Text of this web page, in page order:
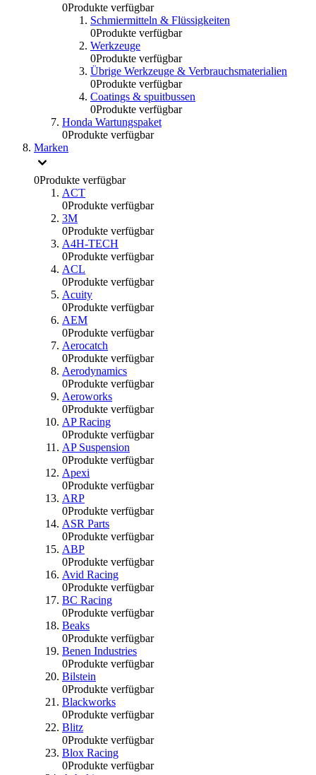
0Produkte verfügbar
Schmiermitteln & Flüssigkeiten
0Produkte verfügbar
Werkzeuge
0Produkte verfügbar
Übrige Werkzeuge & Verbrauchsmaterialien
0Produkte verfügbar
Coatings & spuitbussen
0Produkte verfügbar
Honda Wartungspaket
0Produkte verfügbar
Marken
0Produkte verfügbar
ACT
0Produkte verfügbar
3M
0Produkte verfügbar
A4H-TECH
0Produkte verfügbar
ACL
0Produkte verfügbar
Acuity
0Produkte verfügbar
AEM
0Produkte verfügbar
Aerocatch
0Produkte verfügbar
Aerodynamics
0Produkte verfügbar
Aeroworks
0Produkte verfügbar
AP Racing
0Produkte verfügbar
AP Suspension
0Produkte verfügbar
Apexi
0Produkte verfügbar
ARP
0Produkte verfügbar
ASR Parts
0Produkte verfügbar
ABP
0Produkte verfügbar
Avid Racing
0Produkte verfügbar
BC Racing
0Produkte verfügbar
Beaks
0Produkte verfügbar
Benen Industries
0Produkte verfügbar
Bilstein
0Produkte verfügbar
Blackworks
0Produkte verfügbar
Blitz
0Produkte verfügbar
Blox Racing
0Produkte verfügbar